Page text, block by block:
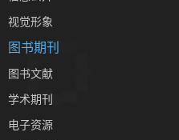
视觉形象
图书期刊
图书文献
学术期刊
电子资源